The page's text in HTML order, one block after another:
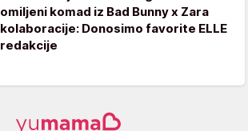
omiljeni komad iz Bad Bunny x Zara
kolaboracije: Donosimo favorite ELLE
redakcije